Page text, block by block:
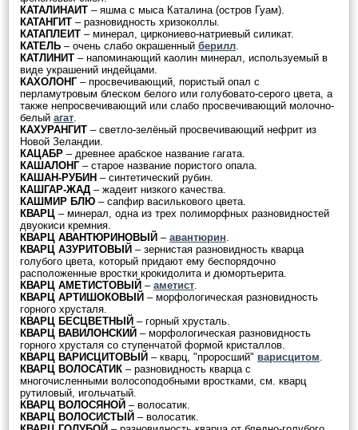
КАТАЛИНАИТ – яшма с мыса Каталина (остров Гуам).
КАТАНГИТ – разновидность хризоколлы.
КАТАПЛЕИТ – минерал, циркониево-натриевый силикат.
КАТЕЛЬ – очень слабо окрашенный берилл.
КАТЛИНИТ – напоминающий каолин минерал, используемый в
виде украшений индейцами.
КАХОЛОНГ– просвечивающий, пористый опал с
перламутровым блеском белого или голубовато-серого цвета, а
также непросвечивающий или слабо просвечивающий молочно-
белый агат.
КАХУРАНГИТ – светло-зелёный просвечивающий нефрит из
Новой Зеландии.
КАЦАБР – древнее арабское название гагата.
КАШАЛОНГ– старое название пористого опала.
КАШАН-РУБИН – синтетический рубин.
КАШГАР-ЖАД – жадеит низкого качества.
КАШМИР БЛЮ – сапфир василькового цвета.
КВАРЦ – минерал, одна из трех полиморфных разновидностей
двуокиси кремния.
КВАРЦ АВАНТЮРИНОВЫЙ – авантюрин.
КВАРЦ АЗУРИТОВЫЙ – зернистая разновидность кварца
голубого цвета, который придают ему беспорядочно
расположенные вростки крокидолита и дюмортьерита.
КВАРЦ АМЕТИСТОВЫЙ – аметист.
КВАРЦ АРТИШОКОВЫЙ – морфологическая разновидность
горного хрусталя.
КВАРЦ БЕСЦВЕТНЫЙ – горный хрусталь.
КВАРЦ ВАВИЛОНСКИЙ – морфологическая разновидность
горного хрусталя со ступенчатой формой кристаллов.
КВАРЦ ВАРИСЦИТОВЫЙ – кварц, "проросший" варисцитом.
КВАРЦ ВОЛОСАТИК – разновидность кварца с
многочисленными волосоподобными вростками, см. кварц
рутиловый, игольчатый.
КВАРЦ ВОЛОСЯНОЙ – волосатик.
КВАРЦ ВОЛОСИСТЫЙ – волосатик.